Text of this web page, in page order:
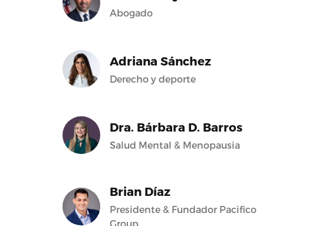
Abogado
Adriana Sánchez
Derecho y deporte
Dra. Bárbara D. Barros
Salud Mental & Menopausia
Brian Díaz
Presidente & Fundador Pacifico
Group